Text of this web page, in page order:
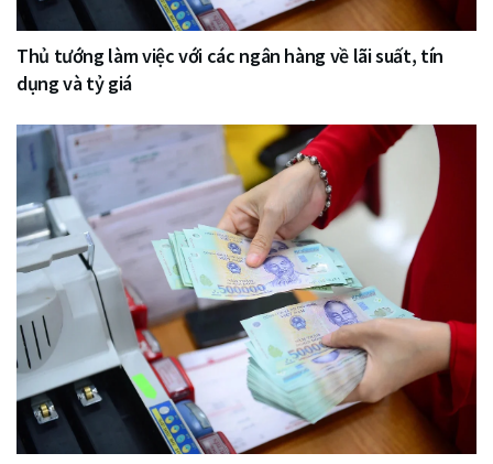
Thủ tướng làm việc với các ngân hàng về lãi suất, tín
dụng và tỷ giá